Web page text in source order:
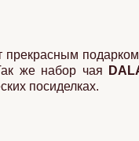
прекрасным
же набор чая
посиделках.